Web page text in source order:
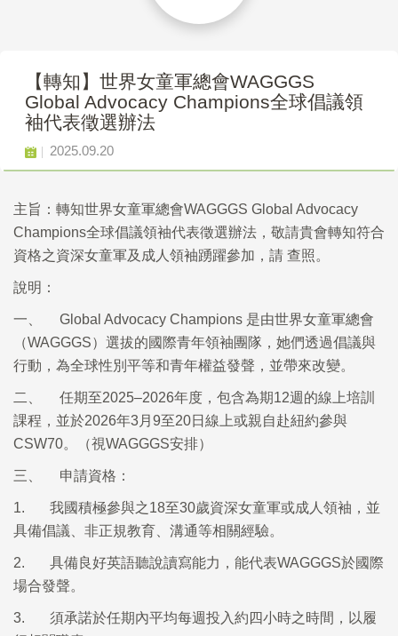
【轉知】世界女童軍總會WAGGGS
Global Advocacy Champions全球倡議領
袖代表徵選辦法
2025.09.20
主旨：轉知世界女童軍總會WAGGGS Global Advocacy
Champions全球倡議領袖代表徵選辦法，敬請貴會轉知符合
資格之資深女童軍及成人領袖踴躍參加，請 查照。
說明：
一、 Global Advocacy Champions 是由世界女童軍總會
（WAGGGS）選拔的國際青年領袖團隊，她們透過倡議與
行動，為全球性別平等和青年權益發聲，並帶來改變。
二、 任期至2025–2026年度，包含為期12週的線上培訓
課程，並於2026年3月9至20日線上或親自赴紐約參與
CSW70。（視WAGGGS安排）
三、 申請資格：
1. 我國積極參與之18至30歲資深女童軍或成人領袖，並
具備倡議、非正規教育、溝通等相關經驗。
2. 具備良好英語聽說讀寫能力，能代表WAGGGS於國際
場合發聲。
3. 須承諾於任期內平均每週投入約四小時之時間，以履